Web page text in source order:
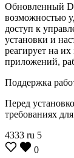
Обновленный
возможностью
доступ к
установки и
реагирует на
приложений,
Поддержка
Перед
требованиях
4333 ru 5
0